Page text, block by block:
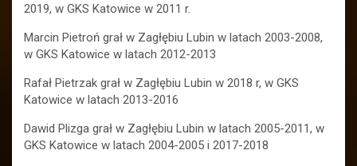
2019, w GKS Katowice w 2011 r.
Marcin Pietroń grał w Zagłębiu Lubin w latach 2003-2008,
w GKS Katowice w latach 2012-2013
Rafał Pietrzak grał w Zagłębiu Lubin w 2018 r, w GKS
Katowice w latach 2013-2016
Dawid Plizga grał w Zagłębiu Lubin w latach 2005-2011, w
GKS Katowice w latach 2004-2005 i 2017-2018